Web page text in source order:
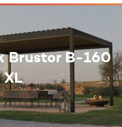
Brustor B-160
XL